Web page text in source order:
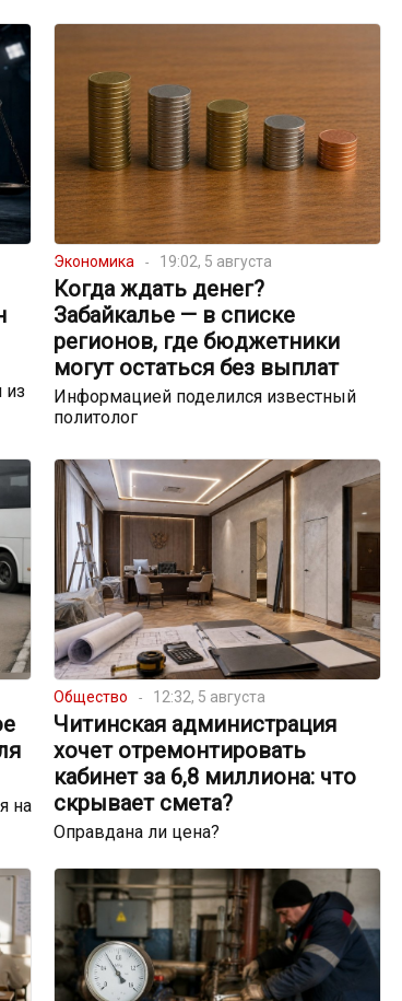
из
Экономика 19:02, 5 августа
Когда ждать денег?
Забайкалье — в списке
регионов, где бюджетники
могут остаться без выплат
Информацией поделился известный
политолог
на
Общество 12:32, 5 августа
Читинская администрация
хочет отремонтировать
кабинет за 6,8 миллиона: что
скрывает смета?
Оправдана ли цена?